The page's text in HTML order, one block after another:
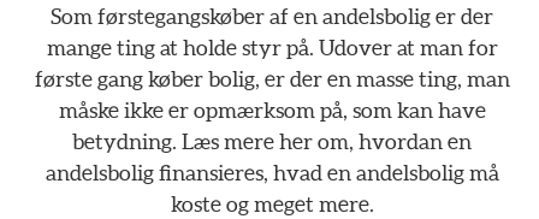
Som førstegangskøber af en andelsbolig er der
mange ting at holde styr på. Udover at man for
første gang køber bolig, er der en masse ting, man
måske ikke er opmærksom på, som kan have
betydning. Læs mere her om, hvordan en
andelsbolig finansieres, hvad en andelsbolig må
koste og meget mere.